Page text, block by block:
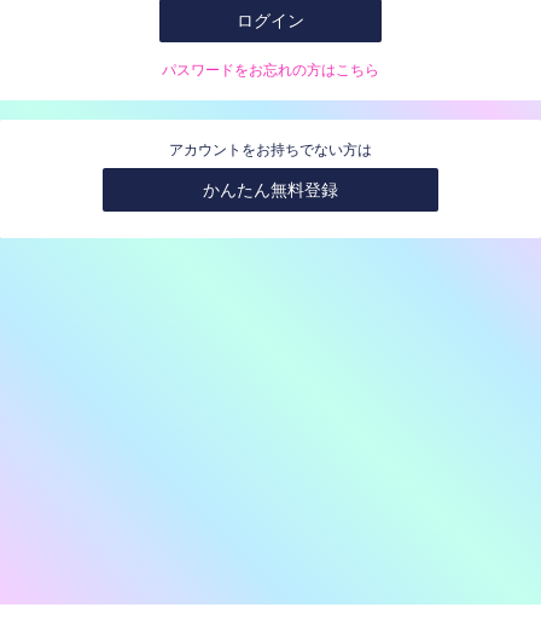
ログイン
パスワードをお忘れの方はこちら
アカウントをお持ちでない方は
かんたん無料登録